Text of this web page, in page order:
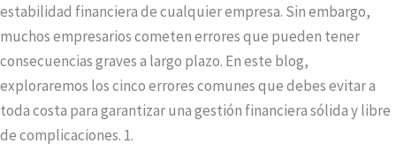
estabilidad financiera de cualquier empresa. Sin embargo,
muchos empresarios cometen errores que pueden tener
consecuencias graves a largo plazo. En este blog,
exploraremos los cinco errores comunes que debes evitar a
toda costa para garantizar una gestión financiera sólida y libre
de complicaciones. 1.
Beetax